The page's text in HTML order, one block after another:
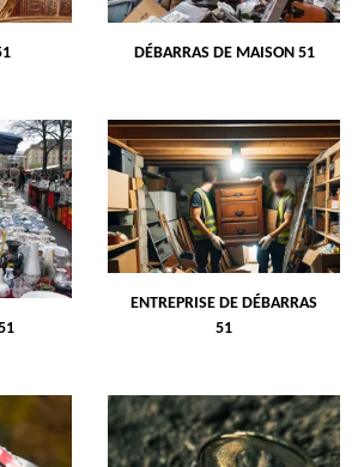
DÉBARRAS DE MAISON 51
ENTREPRISE DE DÉBARRAS
51